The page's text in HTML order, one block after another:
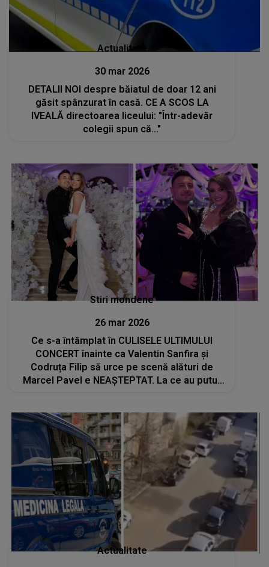
Actualitate
30 mar 2026
DETALII NOI despre băiatul de doar 12 ani
găsit spânzurat în casă. CE A SCOS LA
IVEALĂ directoarea liceului: "Într-adevăr
colegii spun că..."
Stiri mondene
26 mar 2026
Ce s-a întâmplat în CULISELE ULTIMULUI
CONCERT înainte ca Valentin Sanfira și
Codruța Filip să urce pe scenă alături de
Marcel Pavel e NEAȘTEPTAT. La ce au putut
Actualitate